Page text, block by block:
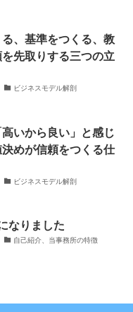
、基準をつくる、教
先取りする三つの立
ビジネスモデル解剖
いから良い」と感じ
めが信頼をつくる仕
ビジネスモデル解剖
なりました
自己紹介、当事務所の特徴